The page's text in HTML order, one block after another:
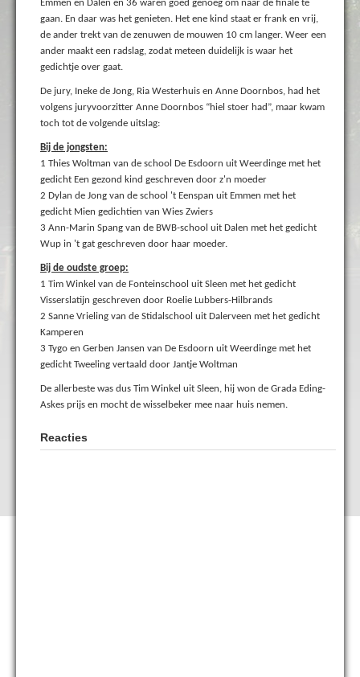
Emmen en Dalen en 36 waren goed genoeg om naar de finale te
gaan. En daar was het genieten. Het ene kind staat er frank en vrij,
de ander trekt van de zenuwen de mouwen 10 cm langer. Weer een
ander maakt een radslag, zodat meteen duidelijk is waar het
gedichtje over gaat.
De jury, Ineke de Jong, Ria Westerhuis en Anne Doornbos, had het
volgens juryvoorzitter Anne Doornbos “hiel stoer had”, maar kwam
toch tot de volgende uitslag:
Bij de jongsten:
1 Thies Woltman van de school De Esdoorn uit Weerdinge met het
gedicht Een gezond kind geschreven door z'n moeder
2 Dylan de Jong van de school 't Eenspan uit Emmen met het
gedicht Mien gedichtien van Wies Zwiers
3 Ann-Marin Spang van de BWB-school uit Dalen met het gedicht
Wup in 't gat geschreven door haar moeder.
Bij de oudste groep:
1 Tim Winkel van de Fonteinschool uit Sleen met het gedicht
Visserslatijn geschreven door Roelie Lubbers-Hilbrands
2 Sanne Vrieling van de Stidalschool uit Dalerveen met het gedicht
Kamperen
3 Tygo en Gerben Jansen van De Esdoorn uit Weerdinge met het
gedicht Tweeling vertaald door Jantje Woltman
De allerbeste was dus Tim Winkel uit Sleen, hij won de Grada Eding-
Askes prijs en mocht de wisselbeker mee naar huis nemen.
Reacties